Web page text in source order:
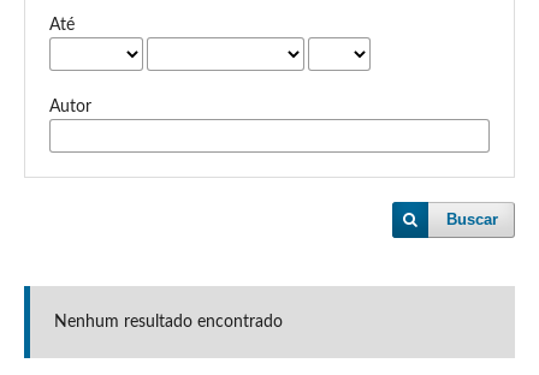
Até
Autor
Buscar
Nenhum resultado encontrado